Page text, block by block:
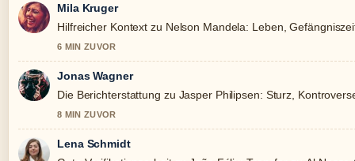
Mila Kruger
Hilfreicher Kontext zu Nelson Mandela: Leben,
6 MIN ZUVOR
Jonas Wagner
Die Berichterstattung zu Jasper Philipsen: Sturz,
8 MIN ZUVOR
Lena Schmidt